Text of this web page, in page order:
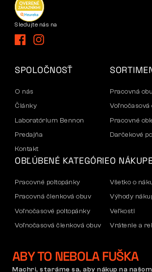
Sledujte nás na
SPOLOČNOSŤ
O nás
Články
Laboratórium Bennon
Predajňa
Kontakt
Pracovná
Voľnočasová
Pracovné
Darčekové
OBĽÚBENÉ KATEGÓRIE
Pracovné poltopánky
Pracovná členková obuv
Voľnočasové poltopánky
Voľnočasová členková obuv
Mikiny
O
Všetko o
Výhody
Veľkosti
Vrátenie a
Firemný účet
Reklamácia
ABY TO NEBOLA FUŠKA
Machri, staráme sa, aby nákup na